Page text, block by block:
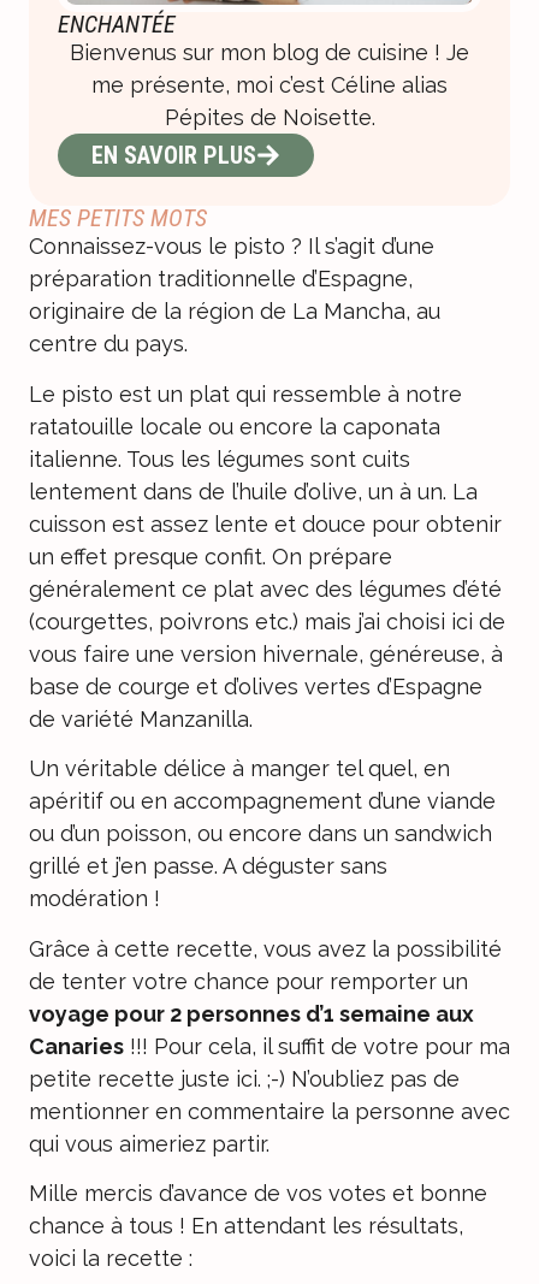
MES PETITS MOTS
Connaissez-vous le pisto ? Il s’agit d’une
préparation traditionnelle d’Espagne,
originaire de la région de La Mancha, au
centre du pays.
Le pisto est un plat qui ressemble à notre
ratatouille locale ou encore la caponata
italienne. Tous les légumes sont cuits
lentement dans de l’huile d’olive, un à un. La
cuisson est assez lente et douce pour obtenir
un effet presque confit. On prépare
généralement ce plat avec des légumes d’été
(courgettes, poivrons etc.) mais j’ai choisi ici de
vous faire une version hivernale, généreuse, à
base de courge et d’olives vertes d’Espagne
de variété Manzanilla.
Un véritable délice à manger tel quel, en
apéritif ou en accompagnement d’une viande
ou d’un poisson, ou encore dans un sandwich
grillé et j’en passe. A déguster sans
modération !
Grâce à cette recette, vous avez la possibilité
de tenter votre chance pour remporter un
voyage pour 2 personnes d’1 semaine aux
Canaries !!! Pour cela, il suffit de votre pour ma
petite recette juste ici. ;-) N’oubliez pas de
mentionner en commentaire la personne avec
qui vous aimeriez partir.
Mille mercis d’avance de vos votes et bonne
chance à tous ! En attendant les résultats,
voici la recette :
ENCHANTÉE
Bienvenus sur mon blog de cuisine ! Je
me présente, moi c’est Céline alias
Pépites de Noisette.
EN SAVOIR PLUS